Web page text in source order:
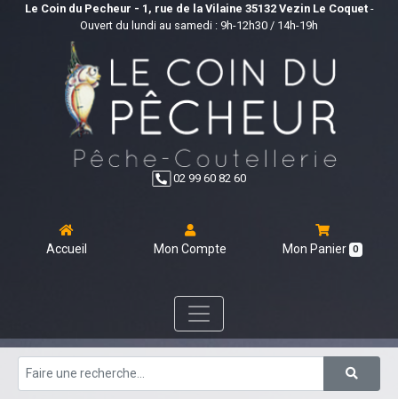
Le Coin du Pecheur - 1, rue de la Vilaine 35132 Vezin Le Coquet-
Ouvert du lundi au samedi : 9h-12h30 / 14h-19h
02 99 60 82 60
Accueil Mon Compte Mon Panier 0